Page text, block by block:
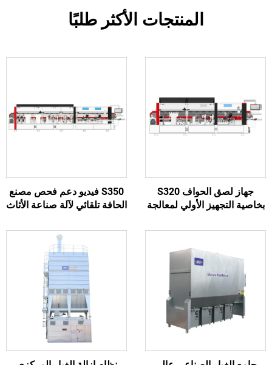
المنتجات الأكثر طلبًا
جهاز لصق الحواف S320
التجهيز الأولي لمعالجة
S350 فيديو دعم فحص مصنع
الحافة تلقائي لآلة صناعة الأثاث